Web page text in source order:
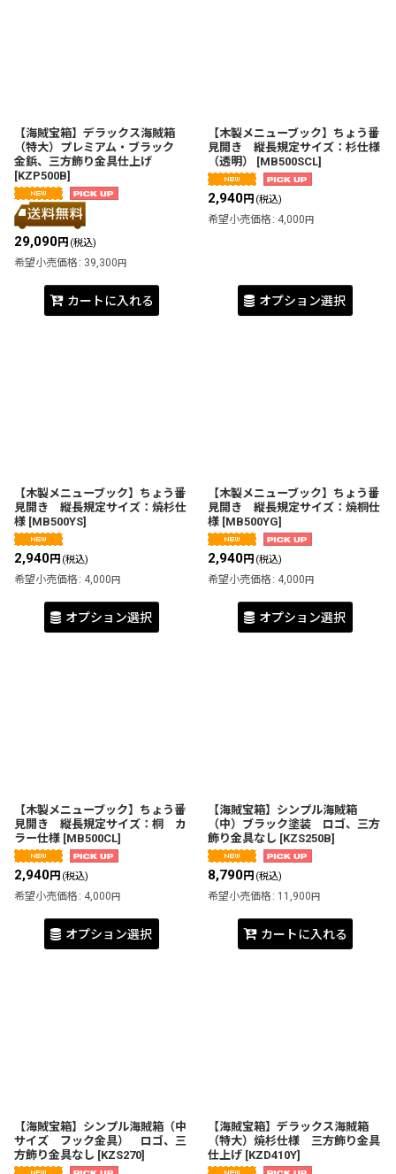
【海賊宝箱】デラックス海賊箱
（特大）プレミアム・ブラック
金鋲、三方飾り金具仕上げ
[KZP500B]
29,090円 (税込)
希望小売価格 : 39,300円
カートに入れる
【木製メニューブック】ちょう番
見開き 縦長規定サイズ：杉仕様
（透明）
[MB500SCL]
2,940円 (税込)
希望小売価格 : 4,000円
オプション選択
【木製メニューブック】ちょう番
見開き 縦長規定サイズ：焼杉仕
様 [MB500YS]
2,940円 (税込)
希望小売価格 : 4,000円
オプション選択
【木製メニューブック】ちょう番
見開き 縦長規定サイズ：焼桐仕
様 [MB500YG]
2,940円 (税込)
希望小売価格 : 4,000円
オプション選択
【木製メニューブック】ちょう番
見開き 縦長規定サイズ：桐 カ
ラー仕様 [MB500CL]
2,940円 (税込)
希望小売価格 : 4,000円
オプション選択
【海賊宝箱】シンプル海賊箱
（中）ブラック塗装 ロゴ、三方
飾り金具なし [KZS250B]
8,790円 (税込)
希望小売価格 : 11,900円
カートに入れる
【海賊宝箱】シンプル海賊箱（中
サイズ フック金具） ロゴ、三
方飾り金具なし [KZS270]
【海賊宝箱】デラックス海賊箱
（特大）焼杉仕様 三方飾り金具
仕上げ [KZD410Y]